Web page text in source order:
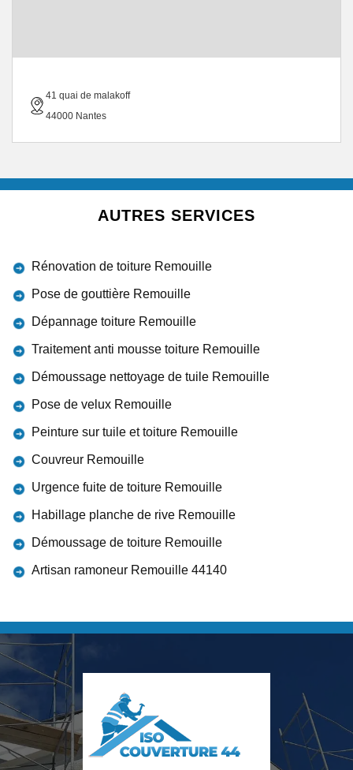
41 quai de malakoff
44000 Nantes
AUTRES SERVICES
Rénovation de toiture Remouille
Pose de gouttière Remouille
Dépannage toiture Remouille
Traitement anti mousse toiture Remouille
Démoussage nettoyage de tuile Remouille
Pose de velux Remouille
Peinture sur tuile et toiture Remouille
Couvreur Remouille
Urgence fuite de toiture Remouille
Habillage planche de rive Remouille
Démoussage de toiture Remouille
Artisan ramoneur Remouille 44140